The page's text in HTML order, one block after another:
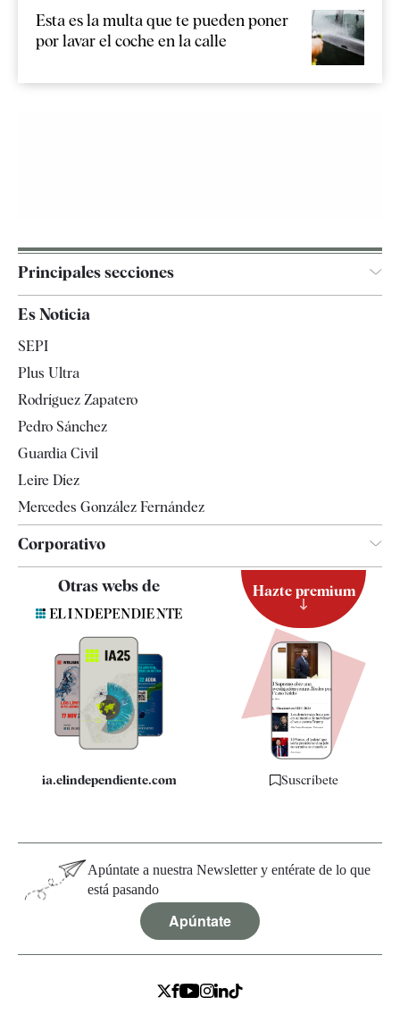
Esta es la multa que te pueden poner
por lavar el coche en la calle
Principales secciones
Televisión
Es Noticia
SEPI
Plus Ultra
Rodríguez Zapatero
Pedro Sánchez
Guardia Civil
Leire Díez
Mercedes González Fernández
Corporativo
Quiénes somos
Especificaciones
Otras webs de
ia.elindependiente.com
Hazte premium
Suscríbete
Apúntate a nuestra Newsletter y entérate de lo que
está pasando
Apúntate